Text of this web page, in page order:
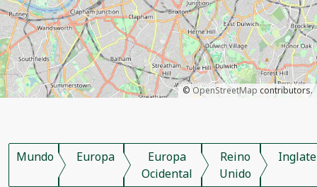
©OpenStreetMap contributors.
Mundo Europa
Europa
Ocidental
Reino
Unido